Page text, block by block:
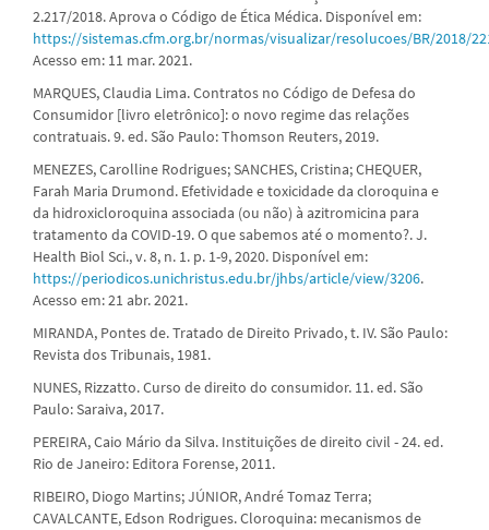
2.217/2018. Aprova o Código de Ética Médica. Disponível em:
https://sistemas.cfm.org.br/normas/visualizar/resolucoes/BR/2018/
Acesso em: 11 mar. 2021.
MARQUES, Claudia Lima. Contratos no Código de Defesa do
Consumidor [livro eletrônico]: o novo regime das relações
contratuais. 9. ed. São Paulo: Thomson Reuters, 2019.
MENEZES, Carolline Rodrigues; SANCHES, Cristina; CHEQUER,
Farah Maria Drumond. Efetividade e toxicidade da cloroquina e
da hidroxicloroquina associada (ou não) à azitromicina para
tratamento da COVID-19. O que sabemos até o momento?. J.
Health Biol Sci., v. 8, n. 1. p. 1-9, 2020. Disponível em:
https://periodicos.unichristus.edu.br/jhbs/article/view/3206.
Acesso em: 21 abr. 2021.
MIRANDA, Pontes de. Tratado de Direito Privado, t. IV. São Paulo:
Revista dos Tribunais, 1981.
NUNES, Rizzatto. Curso de direito do consumidor. 11. ed. São
Paulo: Saraiva, 2017.
PEREIRA, Caio Mário da Silva. Instituições de direito civil - 24. ed.
Rio de Janeiro: Editora Forense, 2011.
RIBEIRO, Diogo Martins; JÚNIOR, André Tomaz Terra;
CAVALCANTE, Edson Rodrigues. Cloroquina: mecanismos de